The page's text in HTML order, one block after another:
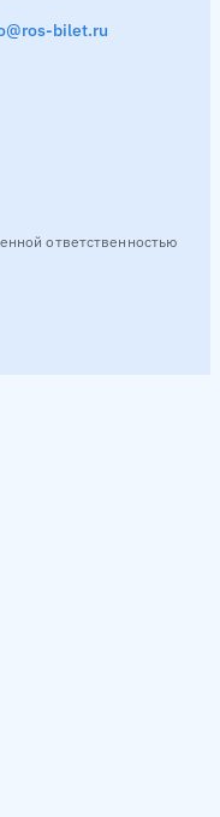
ответственностью
bilet.ru